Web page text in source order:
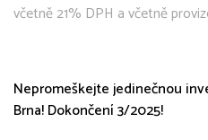
včetně 21% DPH a včetně
Nepromeškejte jedinečnou
Brna! Dokončení 3/2025!